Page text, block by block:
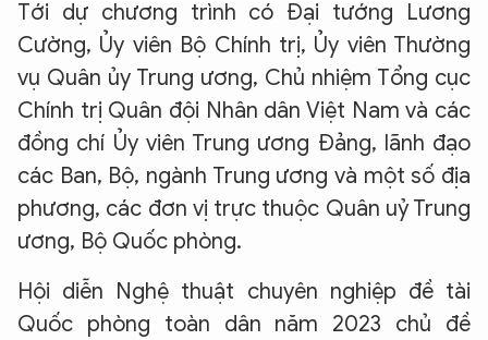
Tới dự chương trình có Đại tướng Lương
Cường, Ủy viên Bộ Chính trị, Ủy viên Thường
vụ Quân ủy Trung ương, Chủ nhiệm Tổng cục
Chính trị Quân đội Nhân dân Việt Nam và các
đồng chí Ủy viên Trung ương Đảng, lãnh đạo
các Ban, Bộ, ngành Trung ương và một số địa
phương, các đơn vị trực thuộc Quân uỷ Trung
ương, Bộ Quốc phòng.
Hội diễn Nghệ thuật chuyên nghiệp đề tài
Quốc phòng toàn dân năm 2023 chủ đề